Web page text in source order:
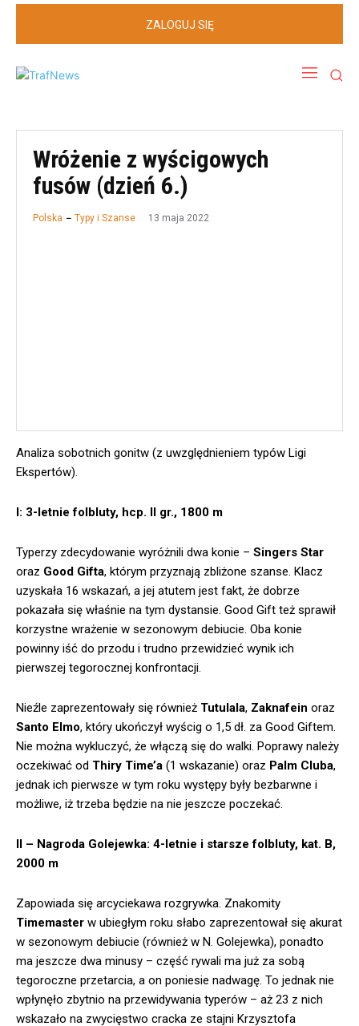
ZALOGUJ SIĘ
Wróżenie z wyścigowych
fusów (dzień 6.)
Polska Typy i Szanse 13 maja 2022
Analiza sobotnich gonitw (z uwzględnieniem typów Ligi
Ekspertów).
I: 3-letnie folbluty, hcp. II gr., 1800 m
Typerzy zdecydowanie wyróżnili dwa konie – Singers Star
oraz Good Gifta, którym przyznają zbliżone szanse. Klacz
uzyskała 16 wskazań, a jej atutem jest fakt, że dobrze
pokazała się właśnie na tym dystansie. Good Gift też sprawił
korzystne wrażenie w sezonowym debiucie. Oba konie
powinny iść do przodu i trudno przewidzieć wynik ich
pierwszej tegorocznej konfrontacji.
Nieźle zaprezentowały się również Tutulala, Zaknafein oraz
Santo Elmo, który ukończył wyścig o 1,5 dł. za Good Giftem.
Nie można wykluczyć, że włączą się do walki. Poprawy należy
oczekiwać od Thiry Time’a (1 wskazanie) oraz Palm Cluba,
jednak ich pierwsze w tym roku występy były bezbarwne i
możliwe, iż trzeba będzie na nie jeszcze poczekać.
II – Nagroda Golejewka: 4-letnie i starsze folbluty, kat. B,
2000 m
Zapowiada się arcyciekawa rozgrywka. Znakomity
Timemaster w ubiegłym roku słabo zaprezentował się akurat
w sezonowym debiucie (również w N. Golejewka), ponadto
ma jeszcze dwa minusy – część rywali ma już za sobą
tegoroczne przetarcia, a on poniesie nadwagę. To jednak nie
wpłynęło zbytnio na przewidywania typerów – aż 23 z nich
wskazało na zwycięstwo cracka ze stajni Krzysztofa